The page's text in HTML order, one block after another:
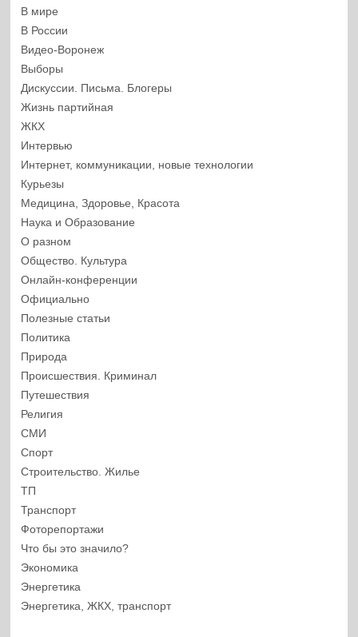
В мире
В России
Видео-Воронеж
Выборы
Дискуссии. Письма. Блогеры
Жизнь партийная
ЖКХ
Интервью
Интернет, коммуникации, новые технологии
Курьезы
Медицина, Здоровье, Красота
Наука и Образование
О разном
Общество. Культура
Онлайн-конференции
Официально
Полезные статьи
Политика
Природа
Происшествия. Криминал
Путешествия
Религия
СМИ
Спорт
Строительство. Жилье
ТП
Транспорт
Фоторепортажи
Что бы это значило?
Экономика
Энергетика
Энергетика, ЖКХ, транспорт